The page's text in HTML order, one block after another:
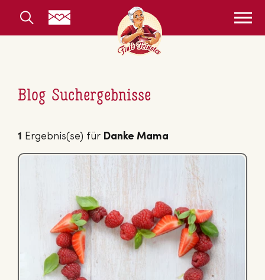
Blog Suchergebnisse
1 Ergebnis(se) für Danke Mama